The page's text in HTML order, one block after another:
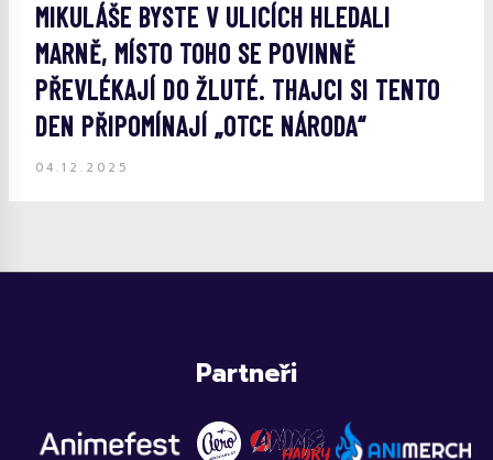
MIKULÁŠE BYSTE V ULICÍCH HLEDALI
MARNĚ, MÍSTO TOHO SE POVINNĚ
PŘEVLÉKAJÍ DO ŽLUTÉ. THAJCI SI TENTO
DEN PŘIPOMÍNAJÍ „OTCE NÁRODA“
04.12.2025
Partneři